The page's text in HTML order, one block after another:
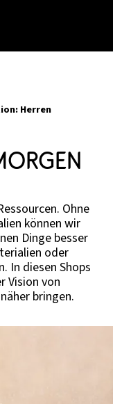
Herren
Ohne
können wir
Dinge besser
oder
In diesen Shops
Vision von
bringen.